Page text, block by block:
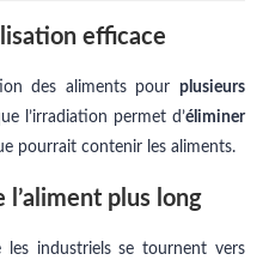
efficace
des aliments pour plusieurs
l’irradiation permet d’éliminer
pourrait contenir les aliments.
plus long
les industriels se tournent vers